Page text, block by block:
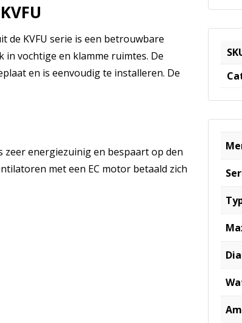
de KVFU serie is een betrouwbare
vochtige en klamme ruimtes. De
en is eenvoudig te installeren. De
zeer energiezuinig en bespaart op den
met een EC motor betaald zich